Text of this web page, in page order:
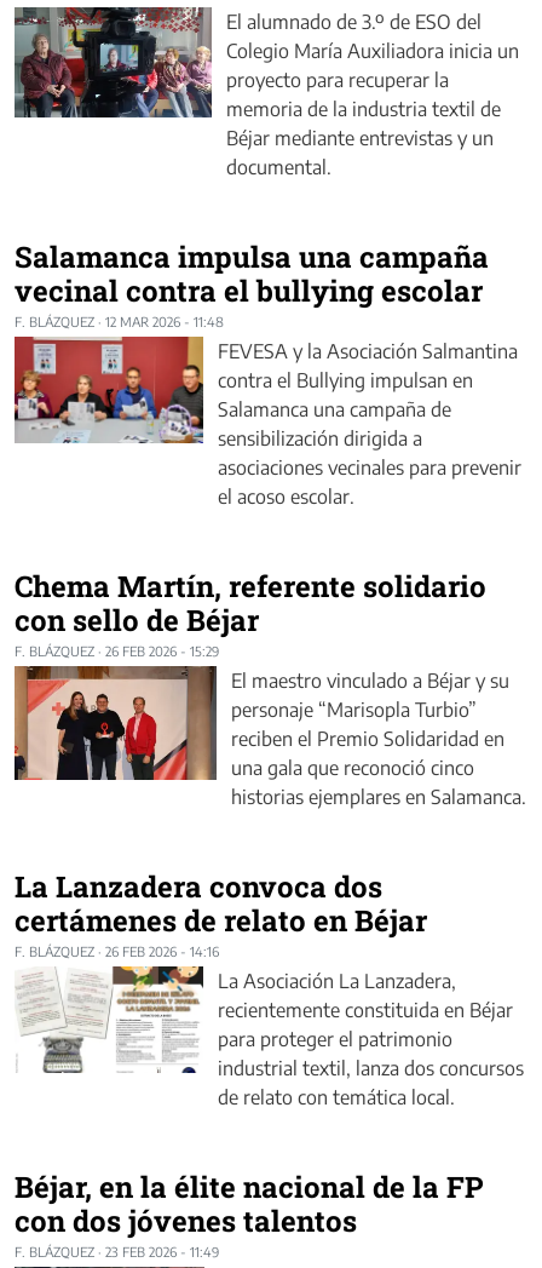
El alumnado de 3.º de ESO del
Colegio María Auxiliadora inicia un
proyecto para recuperar la
memoria de la industria textil de
Béjar mediante entrevistas y un
documental.
Salamanca impulsa una campaña
vecinal contra el bullying escolar
F. BLÁZQUEZ · 12 MAR 2026 - 11:48
FEVESA y la Asociación Salmantina
contra el Bullying impulsan en
Salamanca una campaña de
sensibilización dirigida a
asociaciones vecinales para prevenir
el acoso escolar.
Chema Martín, referente solidario
con sello de Béjar
F. BLÁZQUEZ · 26 FEB 2026 - 15:29
El maestro vinculado a Béjar y su
personaje “Marisopla Turbio”
reciben el Premio Solidaridad en
una gala que reconoció cinco
historias ejemplares en Salamanca.
La Lanzadera convoca dos
certámenes de relato en Béjar
F. BLÁZQUEZ · 26 FEB 2026 - 14:16
La Asociación La Lanzadera,
recientemente constituida en Béjar
para proteger el patrimonio
industrial textil, lanza dos concursos
de relato con temática local.
Béjar, en la élite nacional de la FP
con dos jóvenes talentos
F. BLÁZQUEZ · 23 FEB 2026 - 11:49